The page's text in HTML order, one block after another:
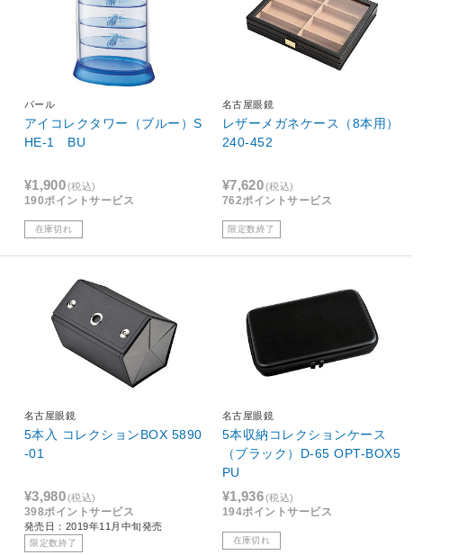
パール
アイコレクタワー（ブルー）S
HE-1 BU
¥1,900(税込)
190ポイントサービス
在庫切れ
名古屋眼鏡
レザーメガネケース（8本用）
240-452
¥7,620(税込)
762ポイントサービス
限定数終了
名古屋眼鏡
5本入 コレクションBOX 5890
-01
¥3,980(税込)
398ポイントサービス
発売日：2019年11月中旬発売
限定数終了
名古屋眼鏡
5本収納コレクションケース
（ブラック）D-65 OPT-BOX5
PU
¥1,936(税込)
194ポイントサービス
在庫切れ